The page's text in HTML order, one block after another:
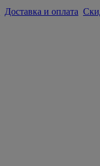
Доставка и оплата